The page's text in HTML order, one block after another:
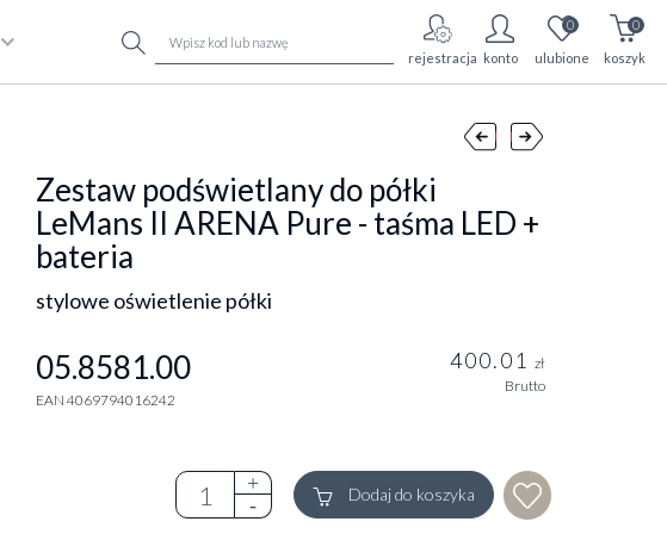
rejestracja konto
0
ulubione
0
koszyk
Zestaw podświetlany do półki
LeMans II ARENA Pure - taśma LED +
bateria
stylowe oświetlenie półki
05.8581.00
EAN 4069794016242
400.01 zł
Brutto
Dodaj do koszyka